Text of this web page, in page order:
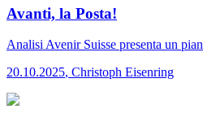
Avanti, la Posta!
AnalisiAvenir Suisse presenta un
20.10.2025, Christoph Eisenring